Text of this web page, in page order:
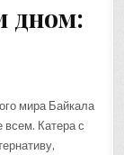
дном:
мира Байкала
всем. Катера с